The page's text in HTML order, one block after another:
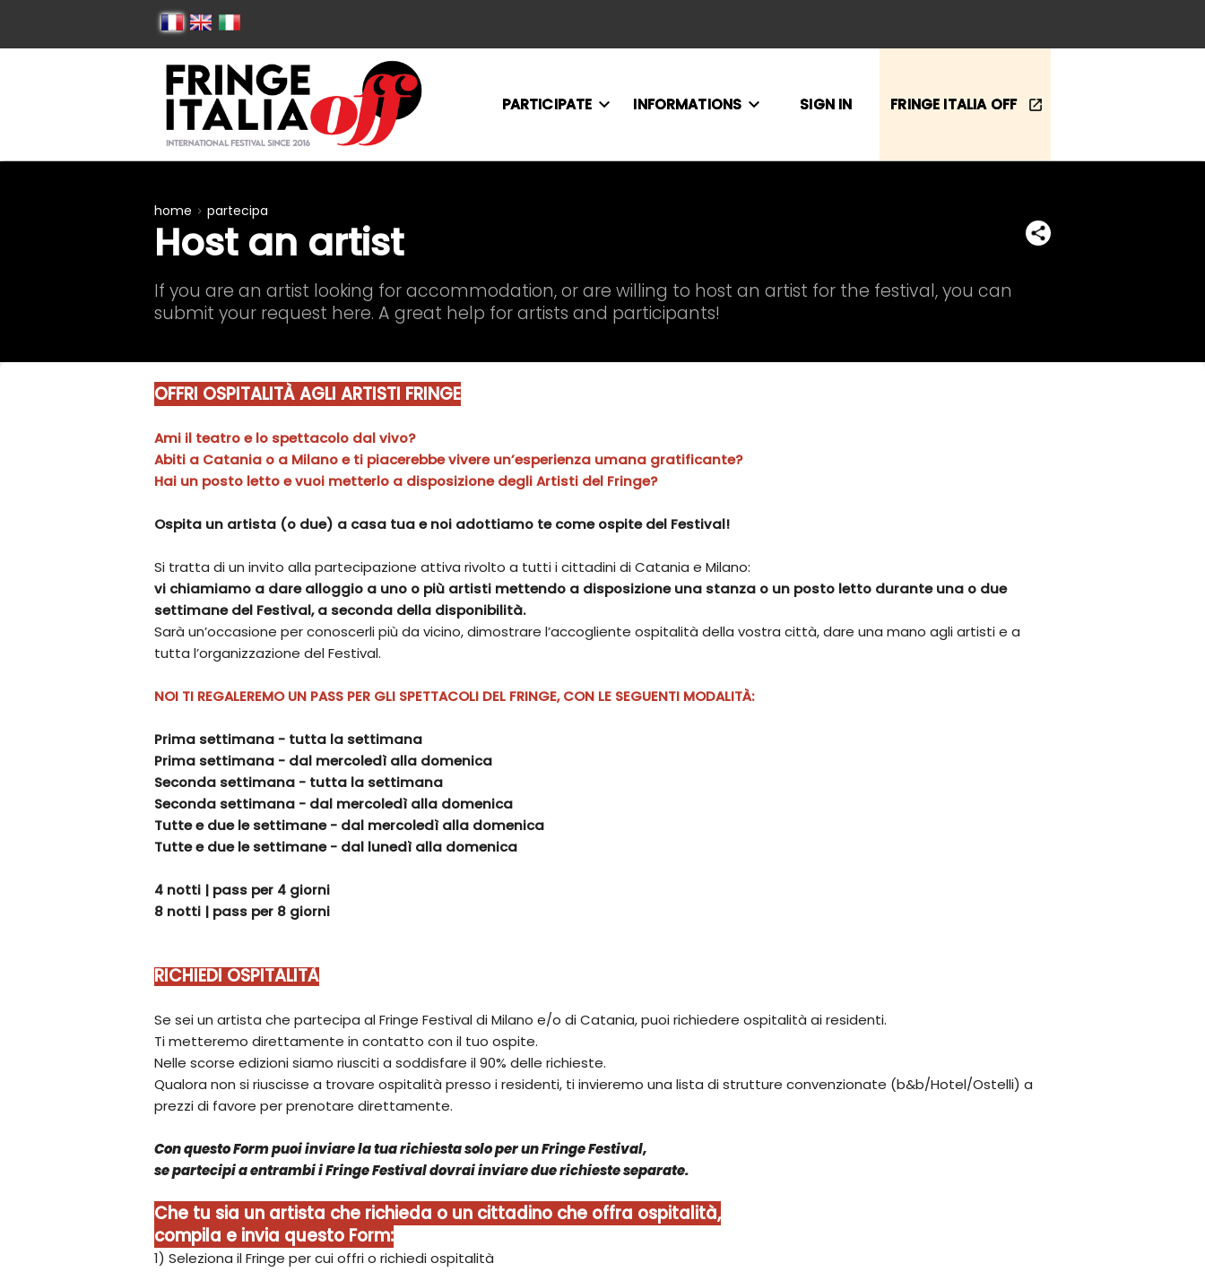
PARTICIPATE INFORMATIONS SIGN IN FRINGE ITALIA OFF
home partecipa
Host an artist
If you are an artist looking for accommodation, or are willing to host an artist for the festival, you can
submit your request here. A great help for artists and participants!
OFFRI OSPITALITÀ AGLI ARTISTI FRINGE
Ami il teatro e lo spettacolo dal vivo?
Abiti a Catania o a Milano e ti piacerebbe vivere un’esperienza umana gratificante?
Hai un posto letto e vuoi metterlo a disposizione degli Artisti del Fringe?
Ospita un artista (o due) a casa tua e noi adottiamo te come ospite del Festival!
Si tratta di un invito alla partecipazione attiva rivolto a tutti i cittadini di Catania e Milano:
vi chiamiamo a dare alloggio a uno o più artisti mettendo a disposizione una stanza o un posto letto durante una o due
settimane del Festival, a seconda della disponibilità.
Sarà un’occasione per conoscerli più da vicino, dimostrare l’accogliente ospitalità della vostra città, dare una mano agli artisti e a
tutta l’organizzazione del Festival.
NOI TI REGALEREMO UN PASS PER GLI SPETTACOLI DEL FRINGE, CON LE SEGUENTI MODALITÀ:
Prima settimana - tutta la settimana
Prima settimana - dal mercoledì alla domenica
Seconda settimana - tutta la settimana
Seconda settimana - dal mercoledì alla domenica
Tutte e due le settimane - dal mercoledì alla domenica
Tutte e due le settimane - dal lunedì alla domenica
4 notti | pass per 4 giorni
8 notti | pass per 8 giorni
RICHIEDI OSPITALITÀ
Se sei un artista che partecipa al Fringe Festival di Milano e/o di Catania, puoi richiedere ospitalità ai residenti.
Ti metteremo direttamente in contatto con il tuo ospite.
Nelle scorse edizioni siamo riusciti a soddisfare il 90% delle richieste.
Qualora non si riuscisse a trovare ospitalità presso i residenti, ti invieremo una lista di strutture convenzionate (b&b/Hotel/Ostelli) a
prezzi di favore per prenotare direttamente.
Con questo Form puoi inviare la tua richiesta solo per un Fringe Festival,
se partecipi a entrambi i Fringe Festival dovrai inviare due richieste separate.
Che tu sia un artista che richieda o un cittadino che offra ospitalità,
compila e invia questo Form:
1) Seleziona il Fringe per cui offri o richiedi ospitalità